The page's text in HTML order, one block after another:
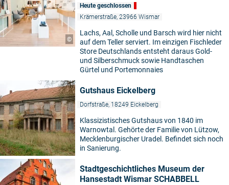
©
Heute geschlossen
Krämerstraße, 23966 Wismar
Lachs, Aal, Scholle und Barsch wird hier nicht
auf dem Teller serviert. Im einzigen Fischleder
Store Deutschlands entsteht daraus Gold-
und Silberschmuck sowie Handtaschen
Gürtel und Portemonnaies
Gutshaus Eickelberg
Dorfstraße, 18249 Eickelberg
Klassizistisches Gutshaus von 1840 im
Warnowtal. Gehörte der Familie von Lützow,
Mecklenburgischer Uradel. Befindet sich noch
in Sanierung.
Stadtgeschichtliches Museum der
Hansestadt Wismar SCHABBELL